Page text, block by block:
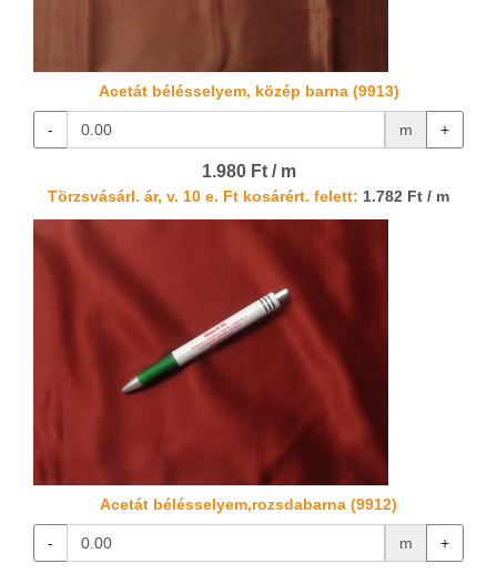
Acetát bélésselyem, közép barna (9913)
- m +
1.980 Ft / m
Törzsvásárl. ár, v. 10 e. Ft kosárért. felett: 1.782 Ft / m
Acetát bélésselyem,rozsdabarna (9912)
- m +